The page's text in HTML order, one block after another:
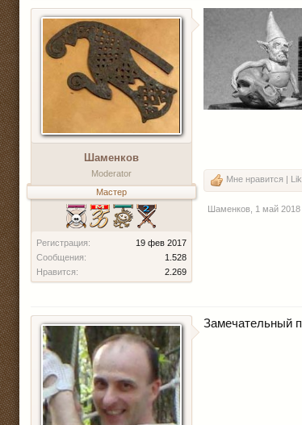
Шаменков
Moderator
Мастер
Регистрация:
19 фев 2017
Сообщения:
1.528
Нравится:
2.269
Мне нравится |
Шаменков 1 май 2018
Замечательный